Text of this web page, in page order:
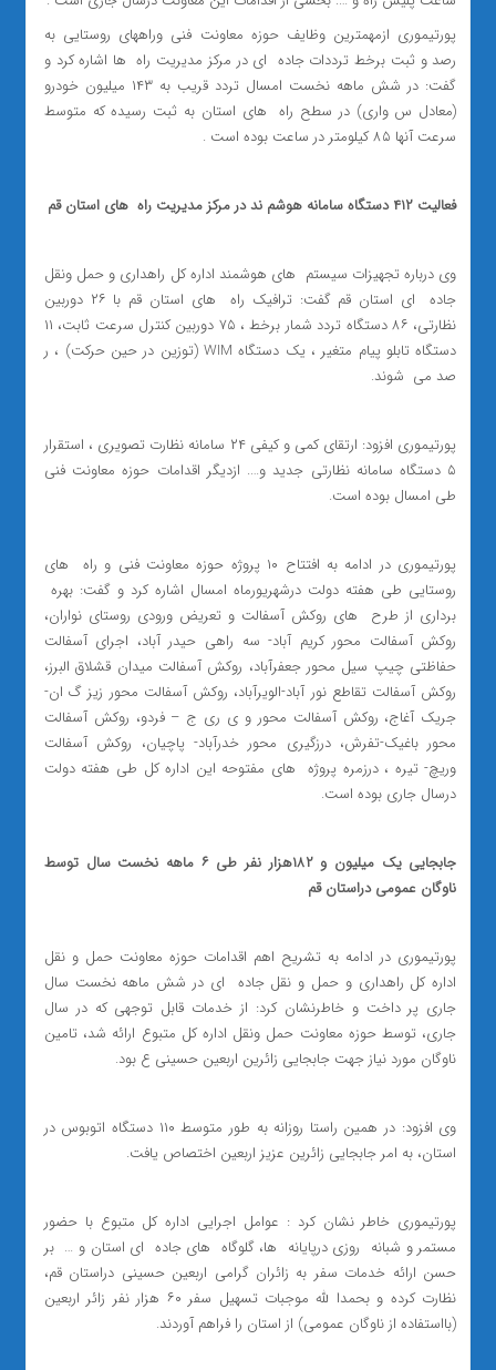
پورتیموری ازمهمترین وظایف حوزه معاونت فنی وراههای روستایی به
رصد و ثبت برخط ترددات جاده ‌ ای در مرکز مدیریت راه ‌ ها اشاره کرد و
گفت: در شش ماهه نخست امسال تردد قریب به ۱۴۳ میلیون خودرو
(معادل س واری) در سطح راه ‌ های استان به ثبت رسیده که متوسط
سرعت آنها ۸۵ کیلومتر در ساعت بوده است .
فعالیت ۴۱۲ دستگاه سامانه هوشم ند در مرکز مدیریت راه ‌ های استان قم
وی درباره تجهیزات سیستم ‌ های هوشمند اداره کل راهداری و حمل ونقل
جاده ‌ ای استان قم گفت: ترافیک راه ‌ های استان قم با ۲۶ دوربین
نظارتی، ۸۶ دستگاه تردد شمار برخط ، ۷۵ دوربین کنترل سرعت ثابت، ۱۱
دستگاه تابلو پیام متغیر ، یک دستگاه WIM (توزین در حین حرکت) ، ر
صد می ‌ شوند.
پورتیموری افزود: ارتقای کمی و کیفی ۲۴ سامانه نظارت تصویری ، استقرار
۵ دستگاه سامانه نظارتی جدید و…. ازدیگر اقدامات حوزه معاونت فنی
طی امسال بوده است.
پورتیموری در ادامه به افتتاح ۱۰ پروژه حوزه معاونت فنی و راه ‌ های
روستایی طی هفته دولت درشهریورماه امسال اشاره کرد و گفت: بهره ‌
برداری از طرح ‌ های روکش آسفالت و تعریض ورودی روستای نواران،
روکش آسفالت محور کریم آباد- سه راهی حیدر آباد، اجرای آسفالت
حفاظتی چیپ سیل محور جعفرآباد، روکش آسفالت میدان قشلاق البرز،
روکش آسفالت تقاطع نور آباد-الویرآباد، روکش آسفالت محور زیز گ ان-
جریک آغاج، روکش آسفالت محور و ی ری ج – فردو، روکش آسفالت
محور باغیک-تفرش، درزگیری محور خدرآباد- پاچیان، روکش آسفالت
وریچ- تیره ، درزمره پروژه ‌ های مفتوحه این اداره کل طی هفته دولت
درسال جاری بوده است.
جابجایی یک میلیون و ۱۸۲هزار نفر طی ۶ ماهه نخست سال توسط
ناوگان عمومی دراستان قم
پورتیموری در ادامه به تشریح اهم اقدامات حوزه معاونت حمل و نقل
اداره کل راهداری و حمل و نقل جاده ‌ ای در شش ماهه نخست سال
جاری پر داخت و خاطرنشان کرد: از خدمات قابل توجهی که در سال
جاری، توسط حوزه معاونت حمل ونقل اداره کل متبوع ارائه شد، تامین
ناوگان مورد نیاز جهت جابجایی زائرین اربعین حسینی ع بود.
وی افزود: در همین راستا روزانه به طور متوسط ۱۱۰ دستگاه اتوبوس در
استان، به امر جابجایی زائرین عزیز اربعین اختصاص یافت.
پورتیموری خاطر نشان کرد : عوامل اجرایی اداره کل متبوع با حضور
مستمر و شبانه ‌ روزی درپایانه ‌ ها، گلوگاه ‌ های جاده ‌ ای استان و … بر
حسن ارائه خدمات سفر به زائران گرامی اربعین حسینی دراستان قم،
نظارت کرده و بحمدا لله موجبات تسهیل سفر ۶۰ هزار نفر زائر اربعین
(بااستفاده از ناوگان عمومی) از استان را فراهم آوردند.